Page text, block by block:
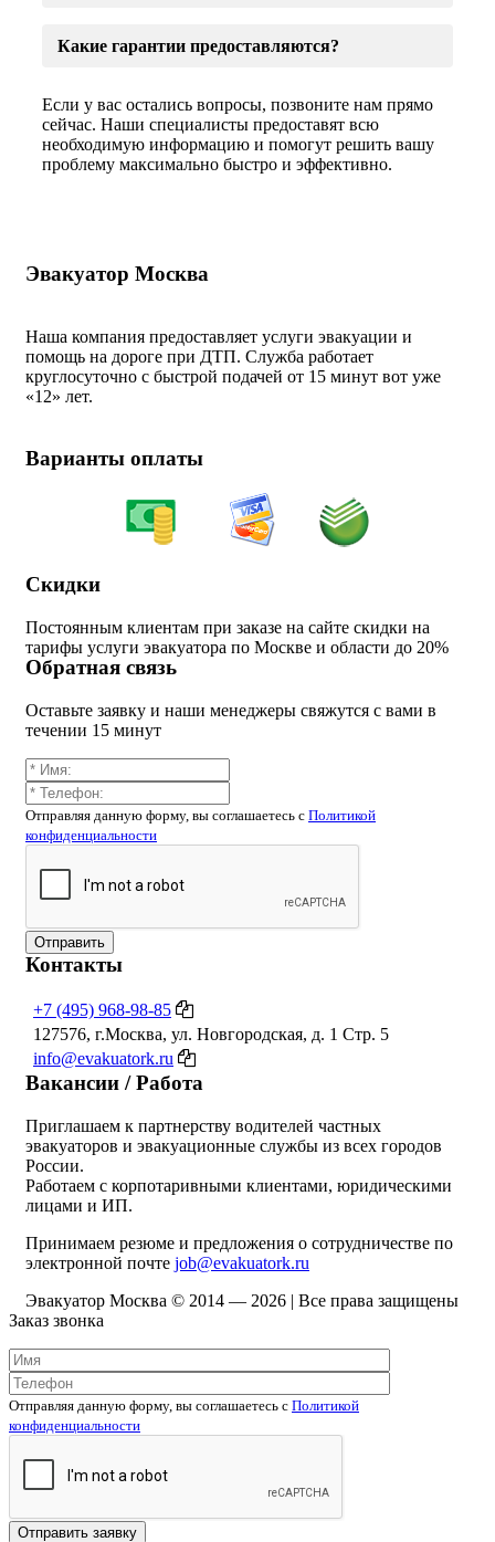
Какие гарантии предоставляются?
Если у вас остались вопросы, позвоните нам прямо
сейчас. Наши специалисты предоставят всю
необходимую информацию и помогут решить вашу
проблему максимально быстро и эффективно.
Эвакуатор Москва
Наша компания предоставляет услуги эвакуации и
помощь на дороге при ДТП. Служба работает
круглосуточно с быстрой подачей от 15 минут вот уже
«12» лет.
Варианты оплаты
Скидки
Постоянным клиентам при заказе на сайте скидки на
тарифы услуги эвакуатора по Москве и области до 20%
Обратная связь
Оставьте заявку и наши менеджеры свяжутся с вами в
течении 15 минут
Отправляя данную форму, вы соглашаетесь c Политикой
конфиденциальности
Отправить
Контакты
+7 (495) 968-98-85
127576, г.Москва, ул. Новгородская, д. 1 Стр. 5
info@evakuatork.ru
Вакансии / Работа
Приглашаем к партнерству водителей частных
эвакуаторов и эвакуационные службы из всех городов
России.
Работаем с корпотаривными клиентами, юридическими
лицами и ИП.
Принимаем резюме и предложения о сотрудничестве по
электронной почте job@evakuatork.ru
Эвакуатор Москва © 2014 — 2026 | Все права защищены
Заказ звонка
Отправляя данную форму, вы соглашаетесь c Политикой
конфиденциальности